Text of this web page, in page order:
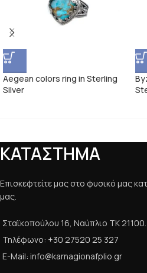
Aegean colors ring in Sterling
Silver
ΚΑΤΑΣΤΗΜΑ
Επισκεφτείτε μας στο φυσικό μας
μας.
Σταϊκοπούλου 16, Ναύπλιο ΤΚ 21100.
Τηλέφωνο: +30 27520 25 327
E-Mail: info@karnagionafplio.gr